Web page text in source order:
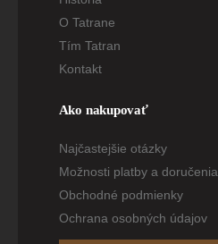
O Tatrane
Tím Tatran
Kontakt
Ako nakupovať
Najčastejšie otázky
Možnosti platby a doručenia
Obchodné podmienky
Ochrana osobných údajov